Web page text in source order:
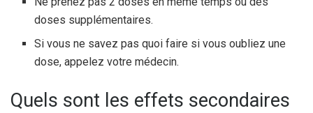
doses supplémentaires.
Si vous ne savez pas quoi faire si vous oubliez une
dose, appelez votre médecin.
Quels sont les effets secondaires